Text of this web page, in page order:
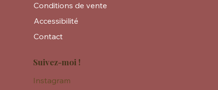
Conditions de vente
Accessibilité
Contact
Suivez-moi !
Instagram